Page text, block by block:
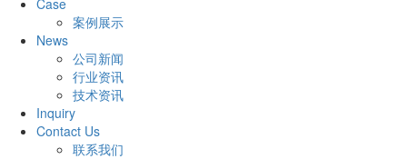
Case
案例展示
News
公司新闻
行业资讯
技术资讯
Inquiry
Contact Us
联系我们